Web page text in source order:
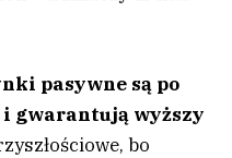
pasywne są po
gwarantują wyższy
bo